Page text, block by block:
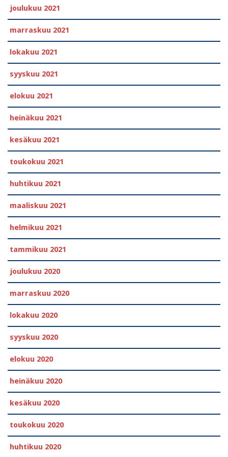
joulukuu 2021
marraskuu 2021
lokakuu 2021
syyskuu 2021
elokuu 2021
heinäkuu 2021
kesäkuu 2021
toukokuu 2021
huhtikuu 2021
maaliskuu 2021
helmikuu 2021
tammikuu 2021
joulukuu 2020
marraskuu 2020
lokakuu 2020
syyskuu 2020
elokuu 2020
heinäkuu 2020
kesäkuu 2020
toukokuu 2020
huhtikuu 2020